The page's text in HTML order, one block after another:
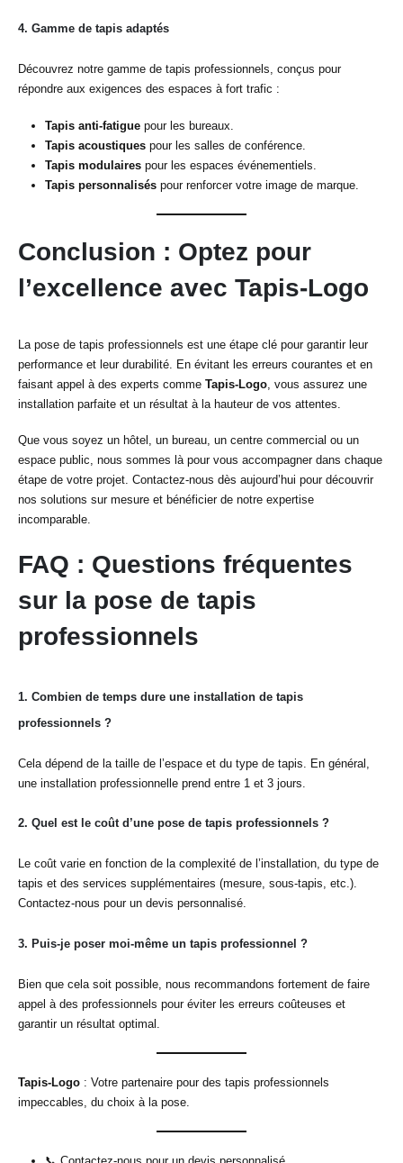
4. Gamme de tapis adaptés
Découvrez notre gamme de tapis professionnels, conçus pour
répondre aux exigences des espaces à fort trafic :
Tapis anti-fatiguepour les bureaux.
Tapis acoustiquespour les salles de conférence.
Tapis modulairespour les espaces événementiels.
Tapis personnaliséspour renforcer votre image de marque.
Conclusion : Optez pour
l’excellence avec Tapis-Logo
La pose de tapis professionnels est une étape clé pour garantir leur
performance et leur durabilité. En évitant les erreurs courantes et en
faisant appel à des experts comme Tapis-Logo , vous assurez une
installation parfaite et un résultat à la hauteur de vos attentes.
Que vous soyez un hôtel, un bureau, un centre commercial ou un
espace public, nous sommes là pour vous accompagner dans chaque
étape de votre projet. Contactez-nous dès aujourd’hui pour découvrir
nos solutions sur mesure et bénéficier de notre expertise
incomparable.
FAQ : Questions fréquentes
sur la pose de tapis
professionnels
1. Combien de temps dure une installation de tapis
professionnels ?
Cela dépend de la taille de l’espace et du type de tapis. En général,
une installation professionnelle prend entre 1 et 3 jours.
2. Quel est le coût d’une pose de tapis professionnels ?
Le coût varie en fonction de la complexité de l’installation, du type de
tapis et des services supplémentaires (mesure, sous-tapis, etc.).
Contactez-nous pour un devis personnalisé.
3. Puis-je poser moi-même un tapis professionnel ?
Bien que cela soit possible, nous recommandons fortement de faire
appel à des professionnels pour éviter les erreurs coûteuses et
garantir un résultat optimal.
Tapis-Logo : Votre partenaire pour des tapis professionnels
impeccables, du choix à la pose.
📞 Contactez-nous pour un devis personnalisé.